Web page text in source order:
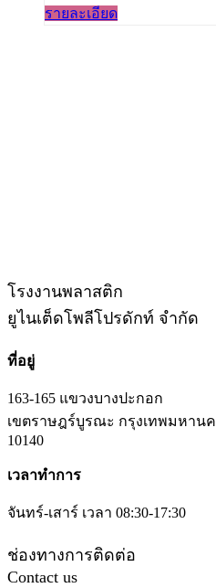
รายละเอียด
โรงงานพลาสติก
ยูไนเต็ดโพลีโปรดักท์ จำกัด
ที่อยู่
163-165 แขวงบางปะกอก
เขตราษฎร์บูรณะ กรุงเทพมหาน
10140
เวลาทำการ
จันทร์-เสาร์ เวลา 08:30-17:30
ช่องทางการติดต่อ
Contact us